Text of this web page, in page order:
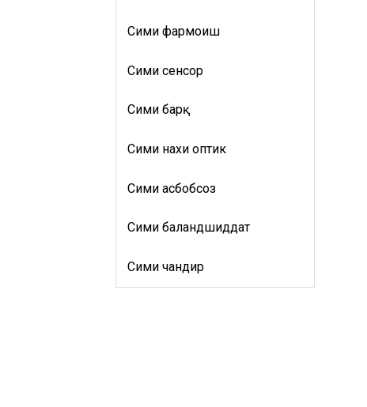
Сими фармоишӣ
Сими сенсорӣ
Сими барқ
Сими нахи оптикӣ
Сими асбобсозӣ
Сими баландшиддат
Сими чандир